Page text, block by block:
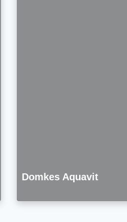
Domkes Aquavit